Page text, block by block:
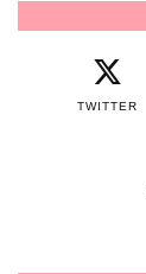
TWITTER